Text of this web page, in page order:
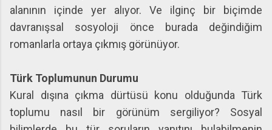
alanının içinde yer alıyor. Ve ilginç bir biçimde
davranışsal sosyoloji önce burada değindiğim
romanlarla ortaya çıkmış görünüyor.
Türk Toplumunun Durumu
Kural dışına çıkma dürtüsü konu olduğunda Türk
toplumu nasıl bir görünüm sergiliyor? Sosyal